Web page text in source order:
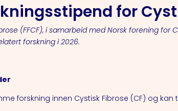
for
(FFCF), i samarbeid med Norsk forening for
forskning i 2026.
forskning innen Cystisk Fibrose (CF) og